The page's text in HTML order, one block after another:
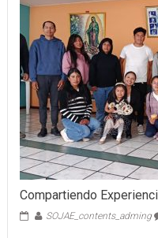
Compartiendo
SOJAE_contents_adming